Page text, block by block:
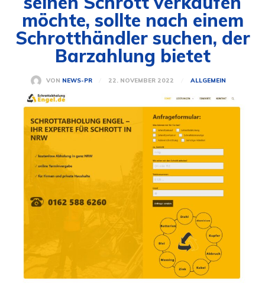
möchte, sollte nach einem
Schrotthändler suchen, der
Barzahlung bietet
VON NEWS-PR 22. NOVEMBER 2022 ALLGEMEIN